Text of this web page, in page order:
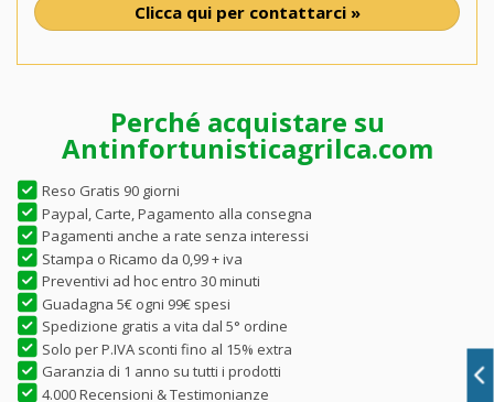
Clicca qui per contattarci »
Perché acquistare su
Antinfortunisticagrilca.com
Reso Gratis 90 giorni
Paypal, Carte, Pagamento alla consegna
Pagamenti anche a rate senza interessi
Stampa o Ricamo da 0,99 + iva
Preventivi ad hoc entro 30 minuti
Guadagna 5€ ogni 99€ spesi
Spedizione gratis a vita dal 5° ordine
Solo per P.IVA sconti fino al 15% extra
Garanzia di 1 anno su tutti i prodotti
4.000 Recensioni & Testimonianze